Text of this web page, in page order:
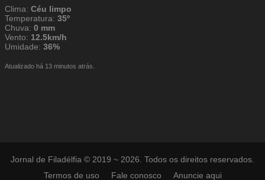
Clima:Céu limpo
Temperatura:35º
Chuva:0 mm
Vento: 12.5km/h
Umidade:36%
Atualizado há 13 minutos atrás.
Jornal de Filadélfia © 2019 ~ 2026. Todos os direitos reservados.
Termos de uso
Fale conosco Anuncie aqui